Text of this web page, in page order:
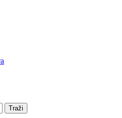
Traži